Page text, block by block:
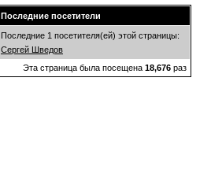
Последние посетители
Последние 1 посетителя(ей) этой страницы:
Сергей Шведов
Эта страница была посещена 18,676 раз